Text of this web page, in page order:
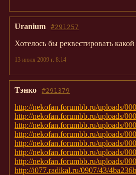
#291257
Uranium
Хотелось бы реквестировать
13 июля 2009 г. 8:14
#291379
Тэнко
http://nekofan.forumbb.ru/uploads/
http://nekofan.forumbb.ru/uploads/
http://nekofan.forumbb.ru/uploads/
http://nekofan.forumbb.ru/uploads/
http://nekofan.forumbb.ru/uploads/
http://nekofan.forumbb.ru/uploads/
http://nekofan.forumbb.ru/uploads/
http://i077.radikal.ru/0907/43/